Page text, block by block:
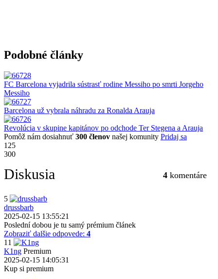
Podobné články
FC Barcelona vyjadrila sústrasť rodine Messiho po smrti Jorgeho
Messiho
Barcelona už vybrala náhradu za Ronalda Arauja
Revolúcia v skupine kapitánov po odchode Ter Stegena a Arauja
Pomôž nám dosiahnuť 300 členov našej komunity Pridaj sa
125
300
Diskusia 4 komentáre
5
drussbarb
2025-02-15 13:55:21
Poslední dobou je tu samý prémium článek
Zobraziť dalšie odpovede: 4
11
K1ng Premium
2025-02-15 14:05:31
Kup si premium